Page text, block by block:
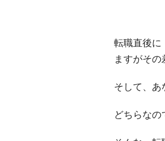
転職直後に
ますがその
そして、あ
どちらなの